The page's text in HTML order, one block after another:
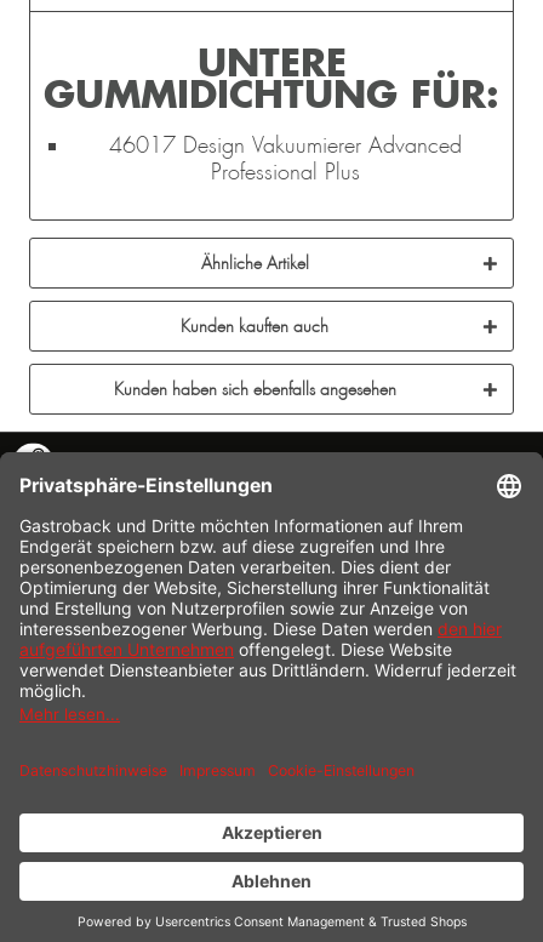
UNTERE
GUMMIDICHTUNG FÜR:
46017 Design Vakuumierer Advanced
Professional Plus
Ähnliche Artikel
Kunden kauften auch
Kunden haben sich ebenfalls angesehen
SERVICE HOTLINE
INFORMATION
SHOP SERVICE